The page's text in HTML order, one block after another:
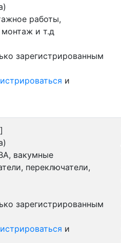
работы,
и т.д
зарегистрированным
и
вакумные
переключатели,
зарегистрированным
и